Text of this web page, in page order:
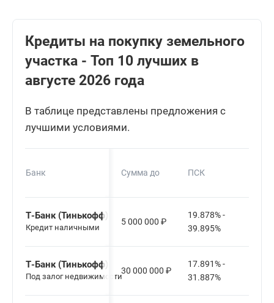
Кредиты на покупку земельного
участка - Топ 10 лучших в
августе 2026 года
В таблице представлены предложения с
лучшими условиями.
Банк Сумма до ПСК
Т-Банк (Тинькофф)
Кредит наличными
5 000 000 ₽
19.878% -
39.895%
Т-Банк (Тинькофф)
Под залог недвижимости
30 000 000 ₽
17.891% -
31.887%